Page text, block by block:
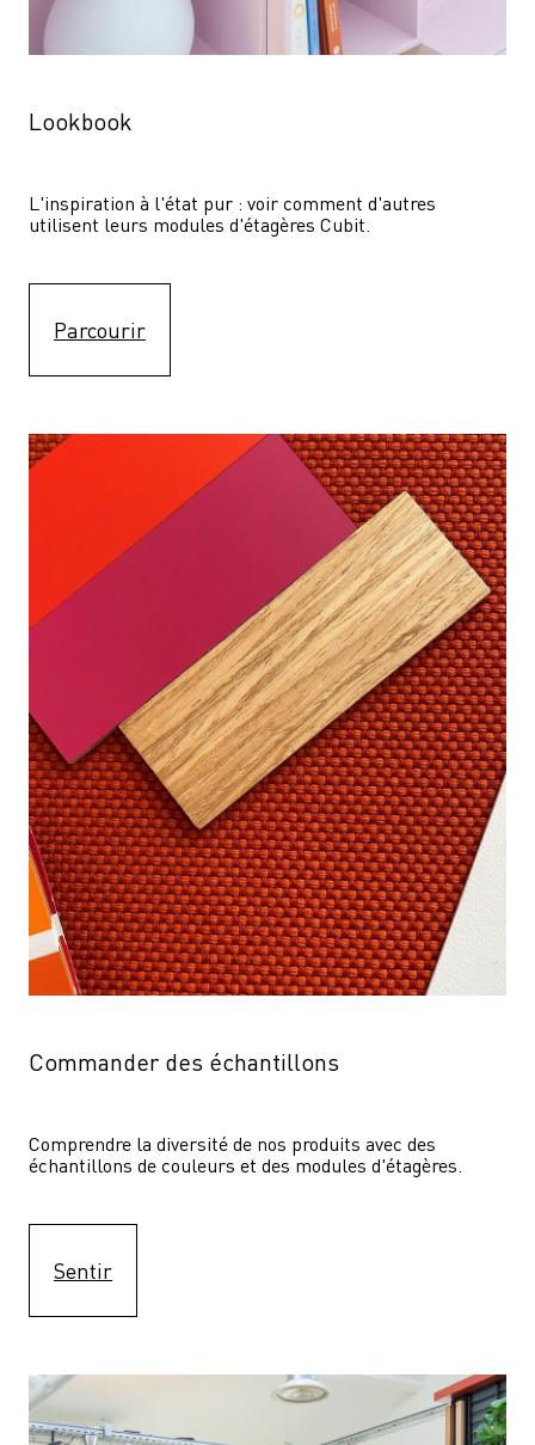
Lookbook
L'inspiration à l'état pur : voir comment d'autres
utilisent leurs modules d'étagères Cubit.
Parcourir
Commander des échantillons
Comprendre la diversité de nos produits avec des
échantillons de couleurs et des modules d'étagères.
Sentir